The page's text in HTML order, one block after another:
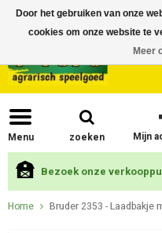
Menu zoeken Mijn
Bezoek onze
Home Bruder 2353 - Laadbakje
Door het gebruiken van onze
cookies om onze website te
Meer